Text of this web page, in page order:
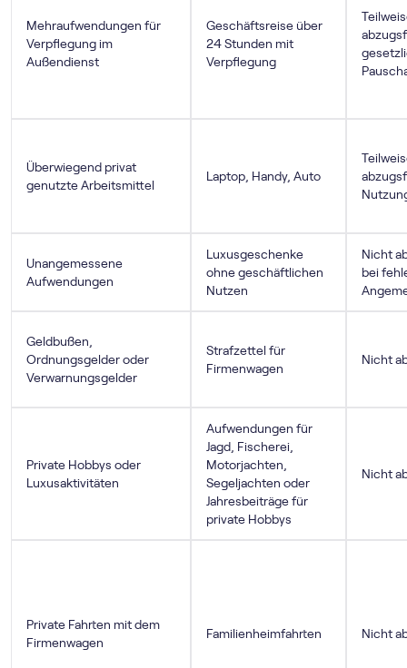
Mehraufwendungen für
Verpflegung im
Außendienst
Geschäftsreise über
24 Stunden mit
Verpflegung
Überwiegend privat
genutzte Arbeitsmittel
Laptop, Handy, Auto
Unangemessene
Aufwendungen
Luxusgeschenke
ohne geschäftlichen
Nutzen
Nicht
bei
Geldbußen,
Ordnungsgelder oder
Verwarnungsgelder
Strafzettel für
Firmenwagen
Nicht
Private Hobbys oder
Luxusaktivitäten
Aufwendungen für
Jagd, Fischerei,
Motorjachten,
Segeljachten oder
Jahresbeiträge für
private Hobbys
Nicht
Private Fahrten mit dem
Firmenwagen
Familienheimfahrten Nicht